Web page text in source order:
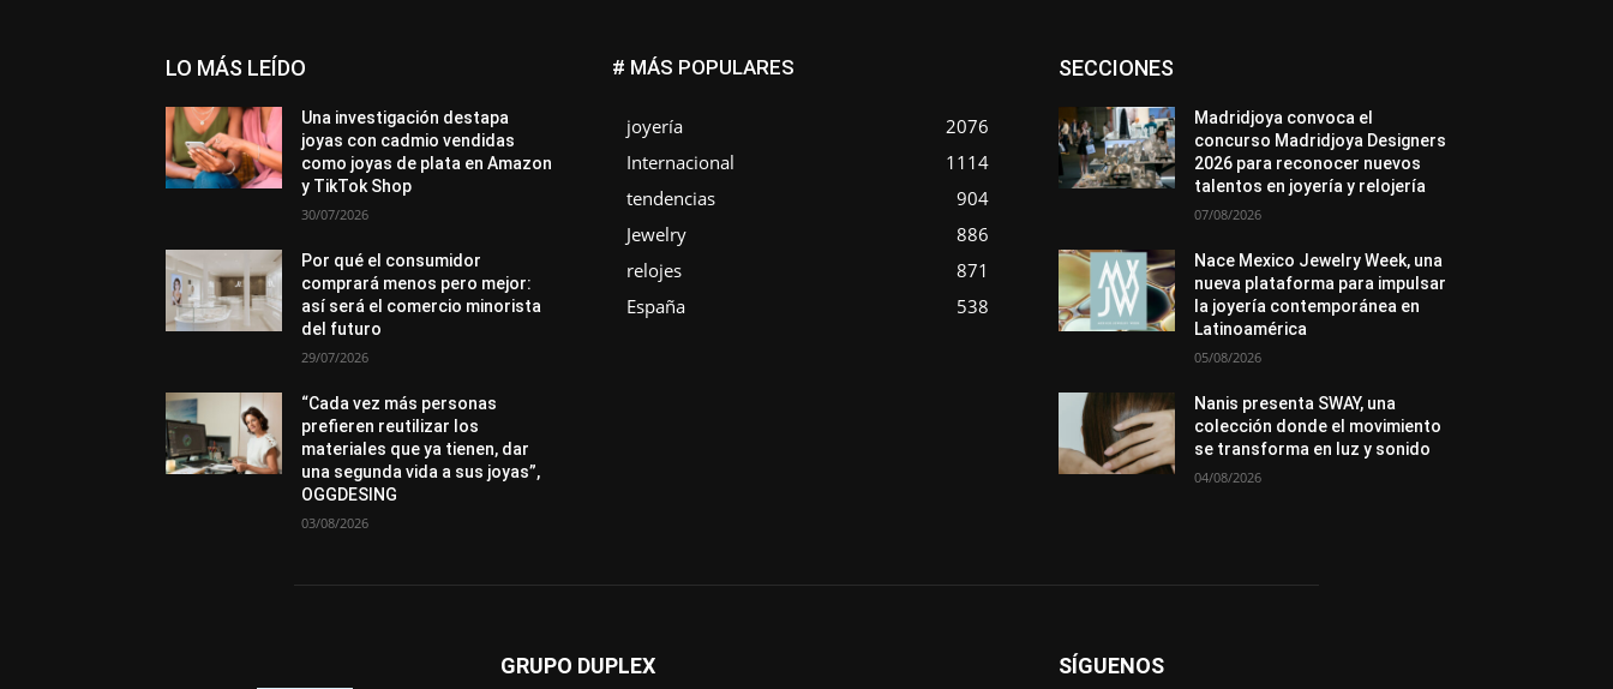
LO MÁS LEÍDO
Una investigación destapa
joyas con cadmio vendidas
como joyas de plata en Amazon
y TikTok Shop
30/07/2026
Por qué el consumidor
comprará menos pero mejor:
así será el comercio minorista
del futuro
29/07/2026
“Cada vez más personas
prefieren reutilizar los
materiales que ya tienen, dar
una segunda vida a sus joyas”,
OGGDESING
03/08/2026
# MÁS POPULARES
joyería
2076
Internacional
1114
tendencias
904
Jewelry
886
relojes
871
España
538
SECCIONESAsociaciones
En tendencia
In memoriam
La Pluma de Pedro Pérez
México
Mundo Técnico
Novedades
Opiniones
Perspectiva
Premios
Secciones
Sin categoría
Sucesos
Madridjoya convoca el
concurso Madridjoya Designers
2026 para reconocer nuevos
talentos en joyería y relojería
07/08/2026
Nace Mexico Jewelry Week, una
nueva plataforma para impulsar
la joyería contemporánea en
Latinoamérica
05/08/2026
Nanis presenta SWAY, una
colección donde el movimiento
se transforma en luz y sonido
04/08/2026
GRUPO DUPLEX SÍGUENOS